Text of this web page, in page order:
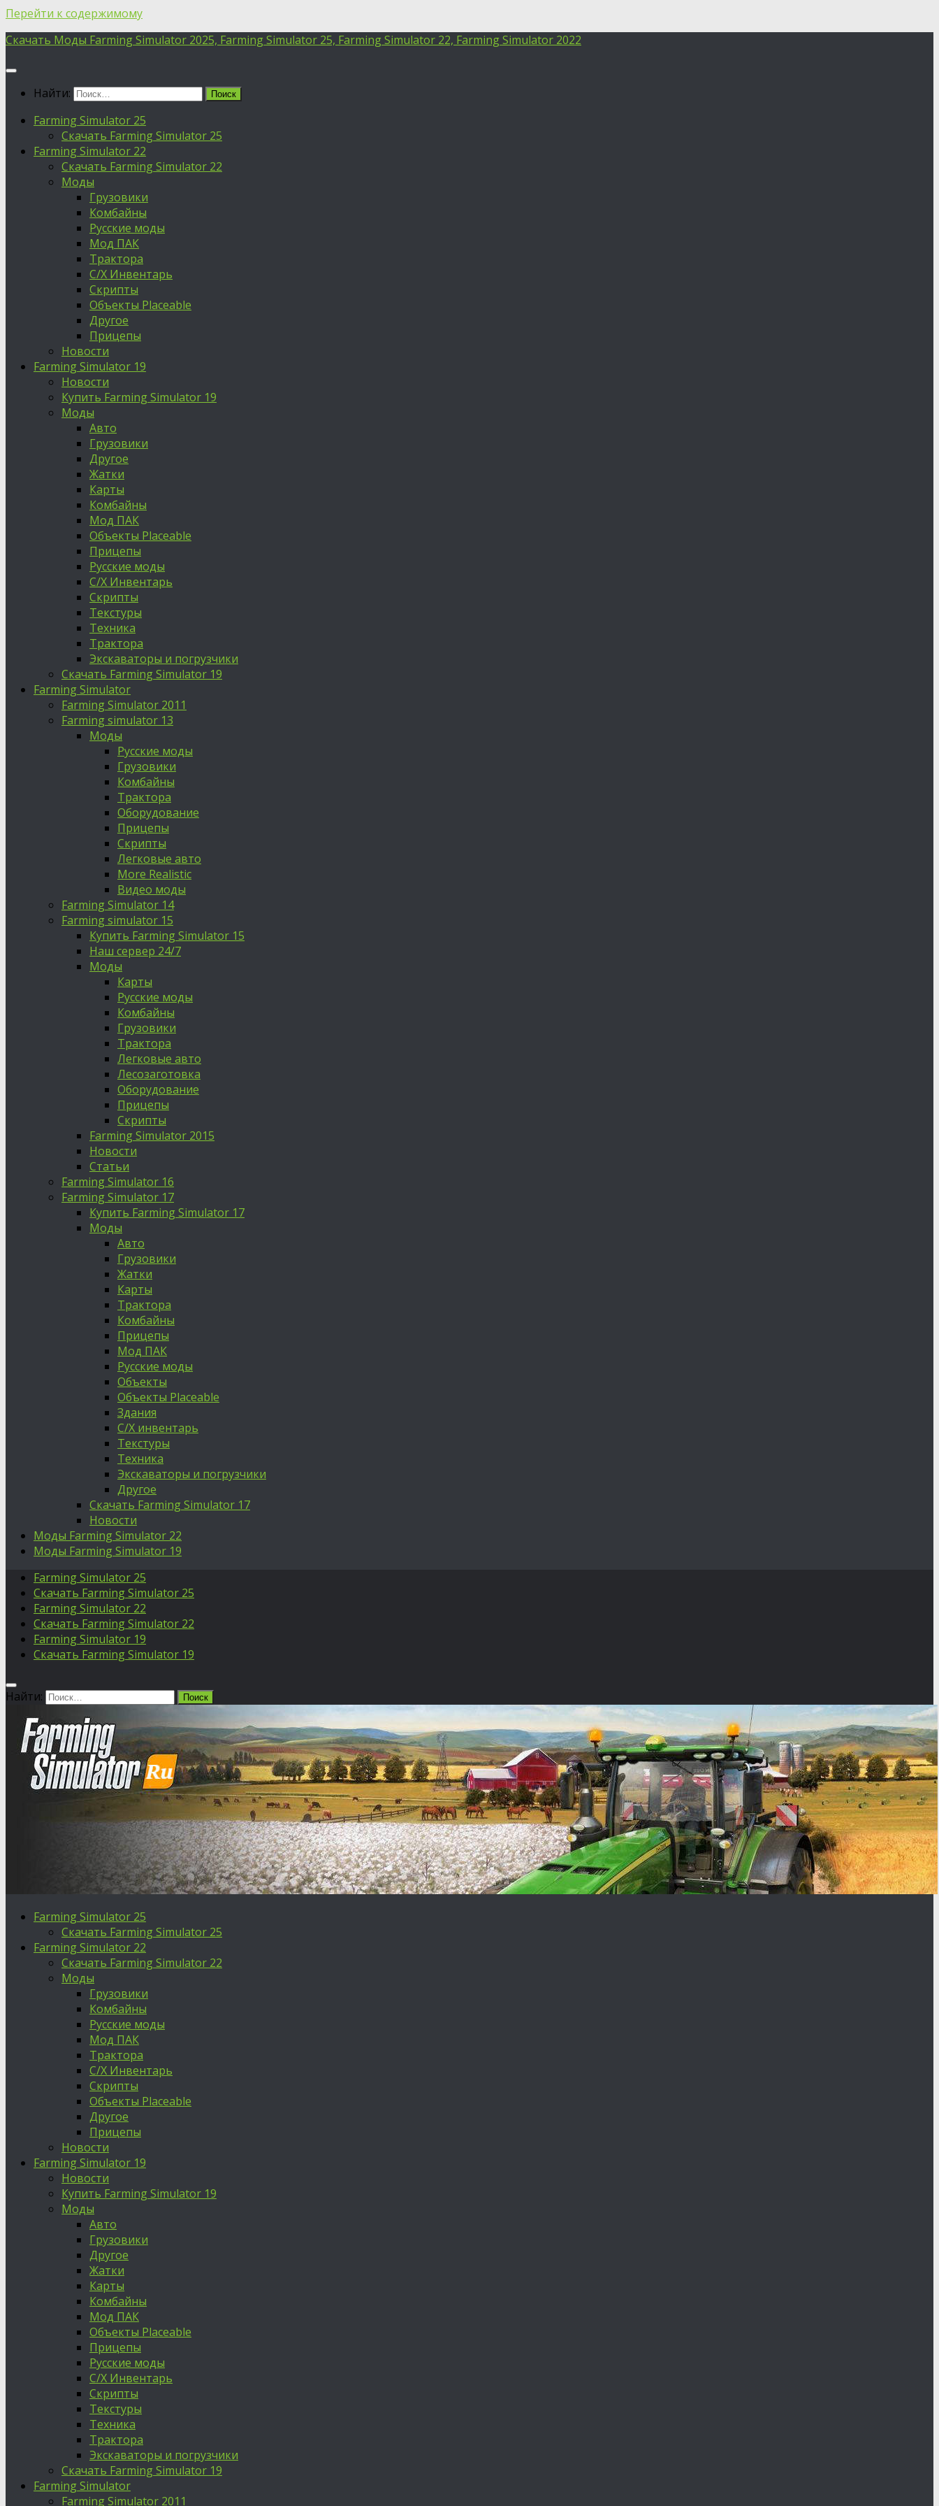
Перейти к содержимому
Скачать Моды Farming Simulator 2025, Farming Simulator 25, Farming Simulator 22, Farming Simulator 2022
Найти:
Farming Simulator 25
Скачать Farming Simulator 25
Farming Simulator 22
Скачать Farming Simulator 22
Моды
Грузовики
Комбайны
Русские моды
Мод ПАК
Трактора
С/Х Инвентарь
Скрипты
Объекты Placeable
Другое
Прицепы
Новости
Farming Simulator 19
Новости
Купить Farming Simulator 19
Моды
Авто
Грузовики
Другое
Жатки
Карты
Комбайны
Мод ПАК
Объекты Placeable
Прицепы
Русские моды
С/Х Инвентарь
Скрипты
Текстуры
Техника
Трактора
Экскаваторы и погрузчики
Скачать Farming Simulator 19
Farming Simulator
Farming Simulator 2011
Farming simulator 13
Моды
Русские моды
Грузовики
Комбайны
Трактора
Оборудование
Прицепы
Скрипты
Легковые авто
More Realistic
Видео моды
Farming Simulator 14
Farming simulator 15
Купить Farming Simulator 15
Наш сервер 24/7
Моды
Карты
Русские моды
Комбайны
Грузовики
Трактора
Легковые авто
Лесозаготовка
Оборудование
Прицепы
Скрипты
Farming Simulator 2015
Новости
Статьи
Farming Simulator 16
Farming Simulator 17
Купить Farming Simulator 17
Моды
Авто
Грузовики
Жатки
Карты
Трактора
Комбайны
Прицепы
Мод ПАК
Русские моды
Объекты
Объекты Placeable
Здания
С/Х инвентарь
Текстуры
Техника
Экскаваторы и погрузчики
Другое
Скачать Farming Simulator 17
Новости
Моды Farming Simulator 22
Моды Farming Simulator 19
Farming Simulator 25
Скачать Farming Simulator 25
Farming Simulator 22
Скачать Farming Simulator 22
Farming Simulator 19
Скачать Farming Simulator 19
Найти:
Farming Simulator 25
Скачать Farming Simulator 25
Farming Simulator 22
Скачать Farming Simulator 22
Моды
Грузовики
Комбайны
Русские моды
Мод ПАК
Трактора
С/Х Инвентарь
Скрипты
Объекты Placeable
Другое
Прицепы
Новости
Farming Simulator 19
Новости
Купить Farming Simulator 19
Моды
Авто
Грузовики
Другое
Жатки
Карты
Комбайны
Мод ПАК
Объекты Placeable
Прицепы
Русские моды
С/Х Инвентарь
Скрипты
Текстуры
Техника
Трактора
Экскаваторы и погрузчики
Скачать Farming Simulator 19
Farming Simulator
Farming Simulator 2011